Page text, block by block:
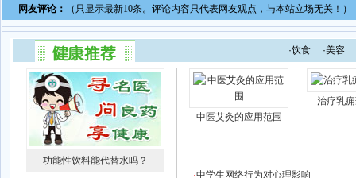
网友评论： （只显示最新10条。评论内容只代表网友观点，与本站立场无关！